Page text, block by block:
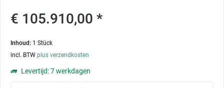
€ 105.910,00 *
Inhoud: 1 Stück
incl. BTW plus verzendkosten
Levertijd: 7 werkdagen